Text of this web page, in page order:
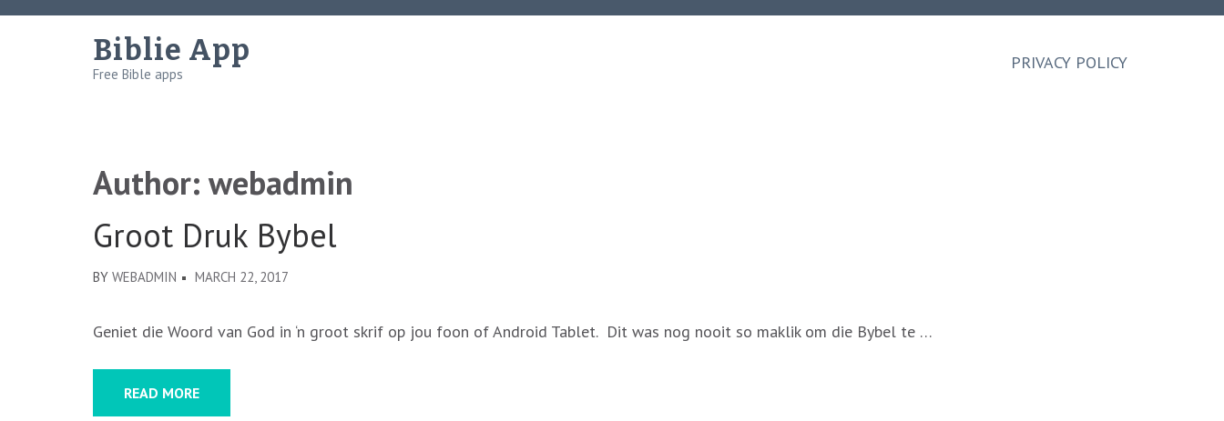
Skip
Biblie App
Free Bible apps
PRIVACY POLICY
Author: webadmin
Groot Druk Bybel
BY WEBADMIN MARCH 22, 2017
Geniet die Woord van God in ‘n groot skrif op jou foon of Android Tablet. Dit was nog nooit so maklik om die Bybel te …
READ MORE